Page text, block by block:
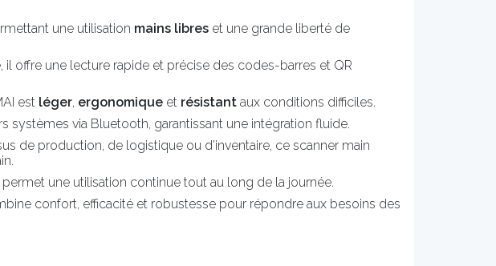
une utilisation mains libres et une grande liberté de
il offre une lecture rapide et précise des codes-barres et QR
est léger, ergonomique et résistant aux conditions difficiles.
systèmes via Bluetooth, garantissant une intégration fluide.
de production, de logistique ou d’inventaire, ce scanner main
permet une utilisation continue tout au long de la journée.
confort, efficacité et robustesse pour répondre aux besoins des